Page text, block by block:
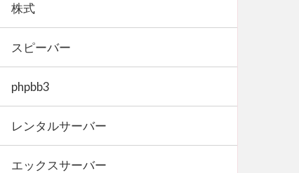
株式
スピーバー
phpbb3
レンタルサーバー
エックスサーバー